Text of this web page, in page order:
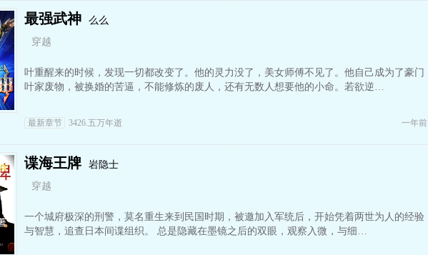
最强武神
么么
穿越
叶重醒来的时候，发现一切都改变了。他的灵力没了，美女师傅不见了。他自己成为了豪门
叶家废物，被换婚的苦逼，不能修炼的废人，还有无数人想要他的小命。若欲逆…
最新章节 3426.五万年逝 一年前
谍海王牌
岩隐士
穿越
一个城府极深的刑警，莫名重生来到民国时期，被邀加入军统后，开始凭着两世为人的经验
与智慧，追查日本间谍组织。 总是隐藏在墨镜之后的双眼，观察入微，与细…